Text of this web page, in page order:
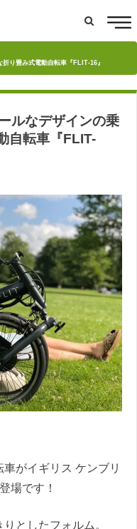
り畳み式電動自転車『FLIT-16』
ルなデザインの乗
自転車『FLIT-
がイギリス ケンブリ
場です！
としたフォルム。